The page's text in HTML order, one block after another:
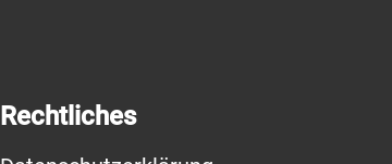
Rechtliches